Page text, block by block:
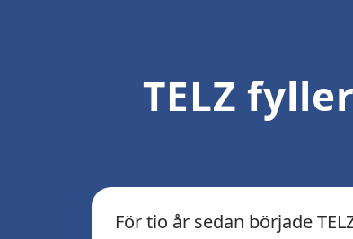
TELZ
För tio år sedan började